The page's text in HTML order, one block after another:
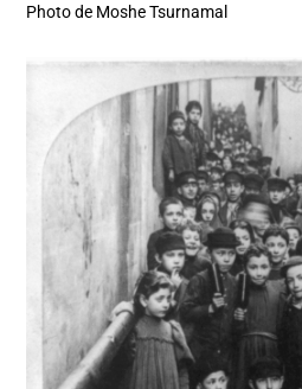
Photo de Moshe Tsurnamal